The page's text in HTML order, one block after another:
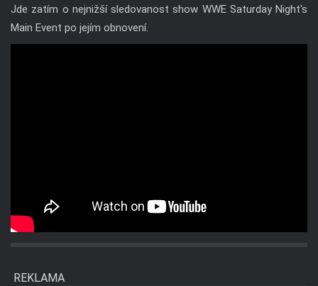
Jde zatím o nejnižší sledovanost show WWE Saturday Night's
Main Event po jejím obnovení.
REKLAMA